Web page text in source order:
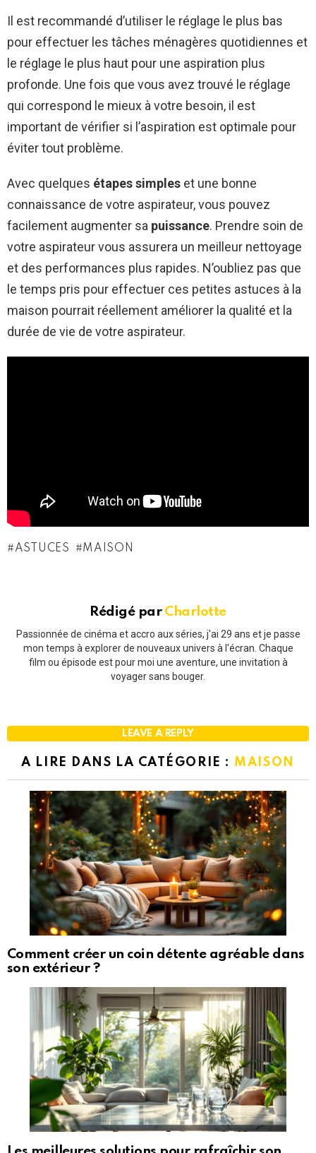
Il est recommandé d’utiliser le réglage le plus bas
pour effectuer les tâches ménagères quotidiennes et
le réglage le plus haut pour une aspiration plus
profonde. Une fois que vous avez trouvé le réglage
qui correspond le mieux à votre besoin, il est
important de vérifier si l’aspiration est optimale pour
éviter tout problème.
Avec quelques étapes simples et une bonne
connaissance de votre aspirateur, vous pouvez
facilement augmenter sa puissance. Prendre soin de
votre aspirateur vous assurera un meilleur nettoyage
et des performances plus rapides. N’oubliez pas que
le temps pris pour effectuer ces petites astuces à la
maison pourrait réellement améliorer la qualité et la
durée de vie de votre aspirateur.
ASTUCES MAISON
Rédigé par Charlotte
Passionnée de cinéma et accro aux séries, j'ai 29 ans et je passe
mon temps à explorer de nouveaux univers à l'écran. Chaque
film ou épisode est pour moi une aventure, une invitation à
voyager sans bouger.
LEAVE A REPLY
A LIRE DANS LA CATÉGORIE : MAISON
Comment créer un coin détente agréable dans
son extérieur ?